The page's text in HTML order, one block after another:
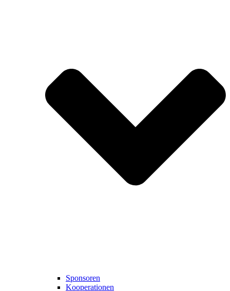
Sponsoren
Kooperationen